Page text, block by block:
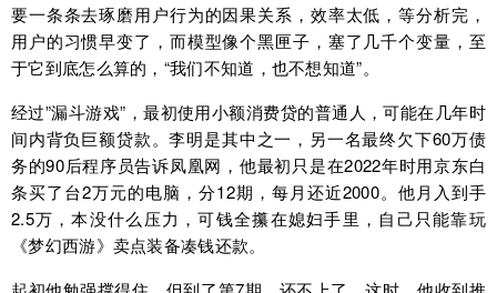
要一条条去琢磨用户行为的因果关系，效率太低，等分析完，
用户的习惯早变了，而模型像个黑匣子，塞了几千个变量，至
于它到底怎么算的，“我们不知道，也不想知道”。
经过”漏斗游戏”，最初使用小额消费贷的普通人，可能在几年时
间内背负巨额贷款。李明是其中之一，另一名最终欠下60万债
务的90后程序员告诉凤凰网，他最初只是在2022年时用京东白
条买了台2万元的电脑，分12期，每月还近2000。他月入到手
2.5万，本没什么压力，可钱全攥在媳妇手里，自己只能靠玩
《梦幻西游》卖点装备凑钱还款。